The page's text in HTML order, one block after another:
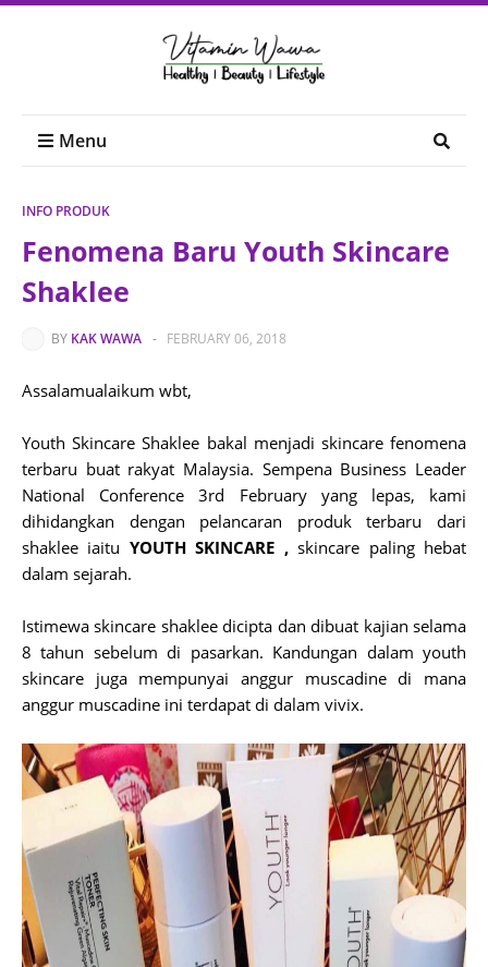
Menu
INFO PRODUK
Fenomena Baru Youth Skincare
Shaklee
BY KAK WAWA - FEBRUARY 06, 2018
Assalamualaikum wbt,
Youth Skincare Shaklee bakal menjadi skincare fenomena
terbaru buat rakyat Malaysia. Sempena Business Leader
National Conference 3rd February yang lepas, kami
dihidangkan dengan pelancaran produk terbaru dari
shaklee iaitu YOUTH SKINCARE ,skincare paling hebat
dalam sejarah.
Istimewa skincare shaklee dicipta dan dibuat kajian selama
8 tahun sebelum di pasarkan. Kandungan dalam youth
skincare juga mempunyai anggur muscadine di mana
anggur muscadine ini terdapat di dalam vivix.